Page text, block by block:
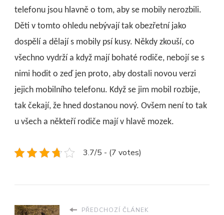
telefonu jsou hlavně o tom, aby se mobily nerozbili.
Děti v tomto ohledu nebývají tak obezřetní jako
dospělí a dělají s mobily psí kusy. Někdy zkouší, co
všechno vydrží a když mají bohaté rodiče, nebojí se s
nimi hodit o zeď jen proto, aby dostali novou verzi
jejich mobilního telefonu. Když se jim mobil rozbije,
tak čekají, že hned dostanou nový. Ovšem není to tak
u všech a někteří rodiče mají v hlavě mozek.
3.7/5 - (7 votes)
PŘEDCHOZÍ ČLÁNEK